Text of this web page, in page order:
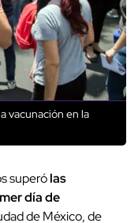
vacunación en la
superólas
día de
de México, de